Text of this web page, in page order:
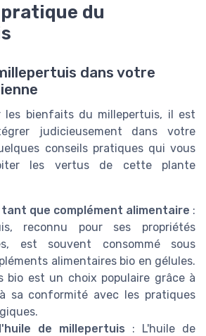
du
dans votre
les bienfaits du millepertuis, il est
judicieusement dans votre
conseils pratiques qui vous
les vertus de cette plante
que complément alimentaire :
reconnu pour ses propriétés
est souvent consommé sous
alimentaires bio en gélules.
bio est un choix populaire grâce à
sa conformité avec les pratiques
de millepertuis : L'huile de